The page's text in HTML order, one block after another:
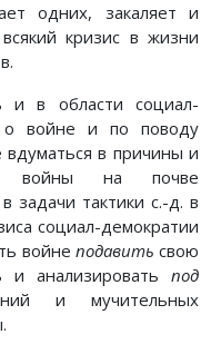
одних, закаляет и
кризис в жизни
и в области социал-
о войне и по поводу
в причины и
войны на почве
задачи тактики с.-д. в
социал-демократии
войне подавить свою
и анализировать под
и мучительных